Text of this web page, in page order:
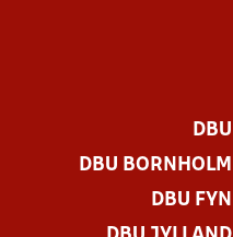
DBU
DBU BORNHOLM
DBU FYN